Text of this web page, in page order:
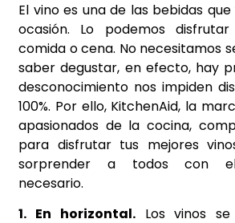
El vino es una de las bebidas
ocasión. Lo podemos
comida o cena. No necesitamos
saber degustar, en efecto, hay
desconocimiento nos impiden
100%. Por ello, KitchenAid, la
apasionados de la cocina,
para disfrutar tus mejores
sorprender a todos con el
necesario.
1. En horizontal.Los vinos se